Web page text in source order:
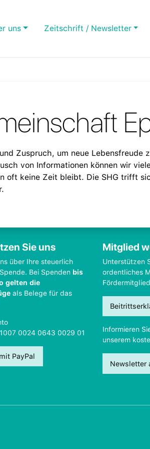
uns Zeitschrift / Newsletter
Zuspruch, um neue Lebensfreude
von Informationen können wir
oft keine Zeit bleibt. Die SHG trifft
Sie uns
über Ihre steuerlich
Bei Spenden bis
gelten die
als Belege für das
1007 0024 0643 0029 01
PayPal
Mitglied
Unterstützen
ordentliches
Informieren
unserem
Newsletter